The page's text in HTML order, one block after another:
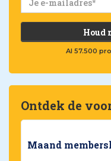
Houd
Al 57.500
Ontdek de
Maand